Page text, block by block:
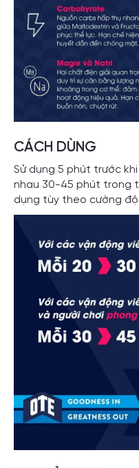
CÁCH DÙNG
Sử dụng 5 phút trước
nhau 30-45 phút trong
dụng tùy theo cường